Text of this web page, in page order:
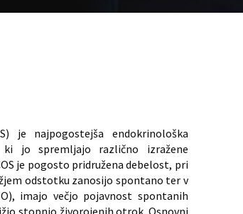
je najpogostejša endokrinološka
jo spremljajo različno izražene
je pogosto pridružena debelost, pri
odstotku zanosijo spontano ter v
imajo večjo pojavnost spontanih